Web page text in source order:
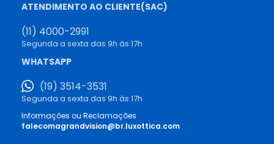
ATENDIMENTO AO CLIENTE(SAC)
(11) 4000-2991
Segunda a sexta das 9h às 17h
WHATSAPP
(19) 3514-3531
Segunda a sexta das 9h às 17h
Informações ou Reclamações
falecomagrandvision@br.luxottica.com